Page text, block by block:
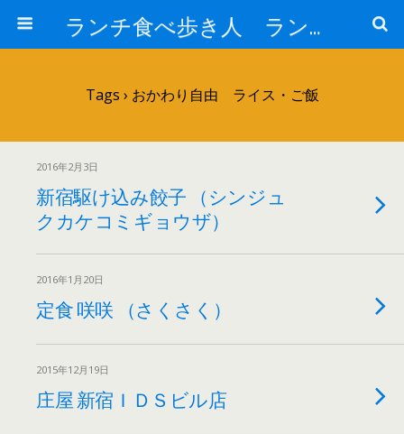
ランチ食べ歩き人 ランチパスポートで美味しいランチ 安い 贅沢 おいしい
Tags › おかわり自由 ライス・ご飯
2016年2月3日
新宿駆け込み餃子 （シンジュ
クカケコミギョウザ）
2016年1月20日
定食 咲咲 （さくさく）
2015年12月19日
庄屋 新宿ＩＤＳビル店